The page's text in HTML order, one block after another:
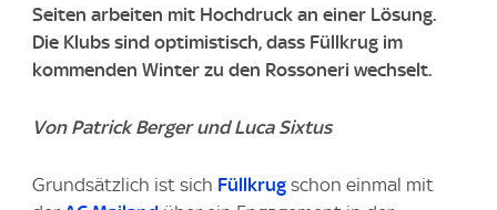
Seiten arbeiten mit Hochdruck an einer Lösung.
Die Klubs sind optimistisch, dass Füllkrug im
kommenden Winter zu den Rossoneri wechselt.
Von Patrick Berger und Luca Sixtus
Grundsätzlich ist sich Füllkrug schon einmal mit